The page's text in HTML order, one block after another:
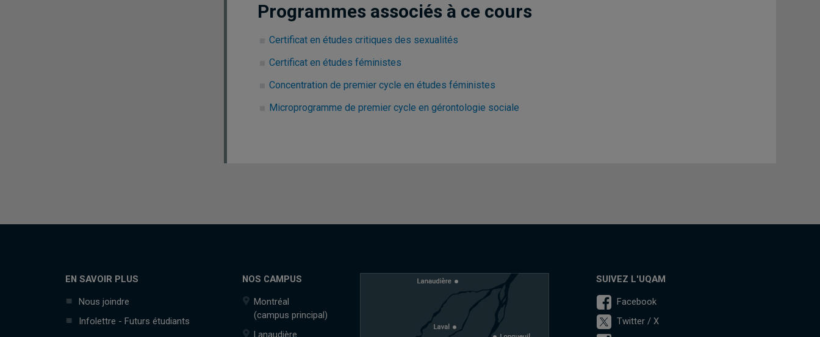
Programmes associés à ce cours
Certificat en études critiques des sexualités
Certificat en études féministes
Concentration de premier cycle en études féministes
Microprogramme de premier cycle en gérontologie sociale
EN SAVOIR PLUS
Nous joindre
Infolettre - Futurs étudiants
NOS CAMPUS
Montréal
(campus principal)
Lanaudière
SUIVEZ L'UQAM
Facebook
Twitter / X